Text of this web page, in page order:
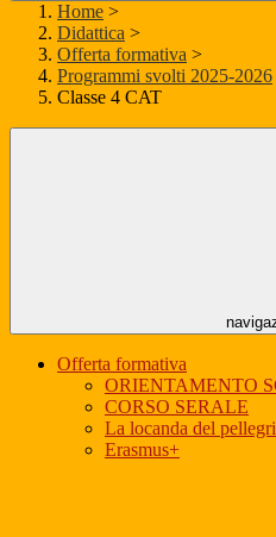
Home >
Didattica >
Offerta formativa >
Programmi svolti 2025-2026
Classe 4 CAT
Offerta formativa
ORIENTAMENTO
CORSO SERALE
La locanda del
Erasmus+